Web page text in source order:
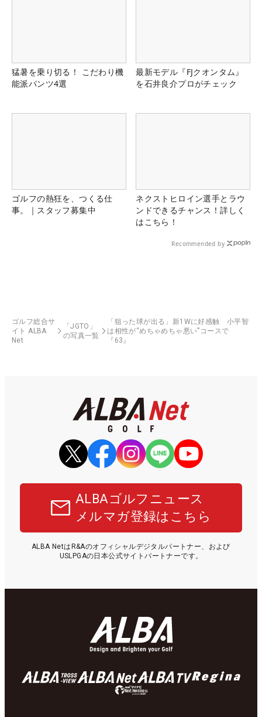
猛暑を乗り切る！ こだわり機
能派パンツ4選
最新モデル『FJクオンタム』
を石井良介プロがチェック
ゴルフの熱狂を、つくる仕
事。｜スタッフ募集中
ネクストヒロイン選手とラウ
ンドできるチャンス！詳しく
はこちら！
Recommended by
ゴルフ総合サ
イト ALBA
Net
「JGTO」
の写真一覧
「狙った球が出る」新1Wに好感触 小平智
は相性が“めちゃめちゃ悪い”コースで
『63』
ALBAゴルフニュース
メルマガ登録はこちら
ALBA NetはR&Aのオフィシャルデジタルパートナー、および
USLPGAの日本公式サイトパートナーです。